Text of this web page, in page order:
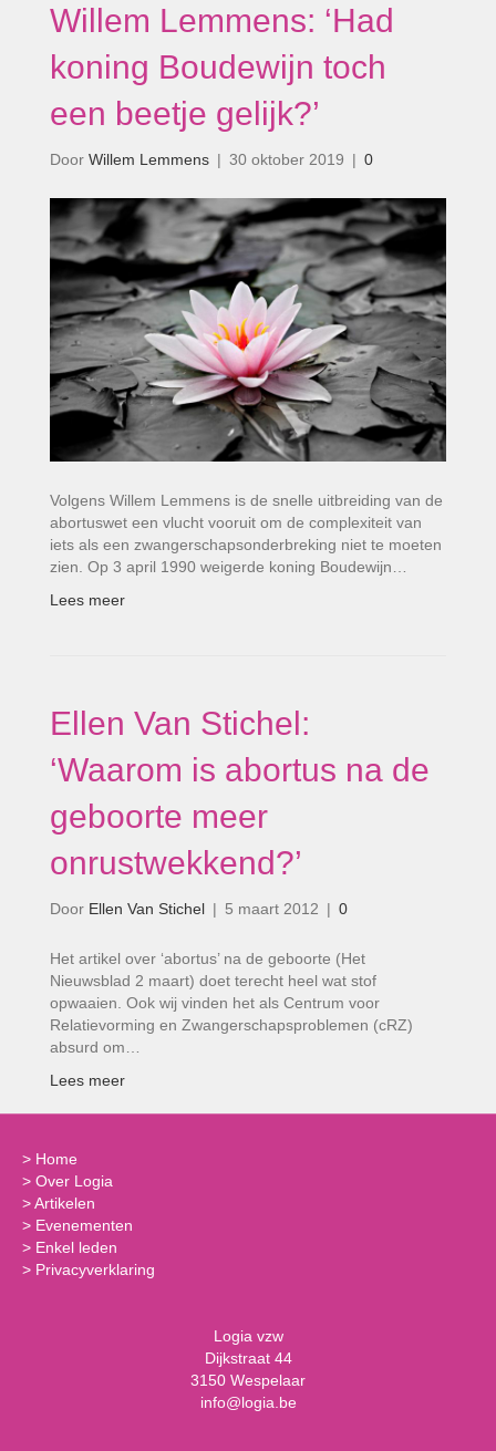
Willem Lemmens: ‘Had
koning Boudewijn toch
een beetje gelijk?’
Door Willem Lemmens | 30 oktober 2019 | 0
Volgens Willem Lemmens is de snelle uitbreiding van de
abortuswet een vlucht vooruit om de complexiteit van
iets als een zwangerschaps­onderbreking niet te moeten
zien. Op 3 april 1990 weigerde koning Boudewijn…
Lees meer
Ellen Van Stichel:
‘Waarom is abortus na de
geboorte meer
onrustwekkend?’
Door Ellen Van Stichel | 5 maart 2012 | 0
Het artikel over ‘abortus’ na de geboorte (Het
Nieuwsblad 2 maart) doet terecht heel wat stof
opwaaien. Ook wij vinden het als Centrum voor
Relatievorming en Zwangerschapsproblemen (cRZ)
absurd om…
Lees meer
> Home
> Over Logia
>Artikelen
> Evenementen
> Enkel leden
> Privacyverklaring
Logia vzw
Dijkstraat 44
3150 Wespelaar
info@logia.be